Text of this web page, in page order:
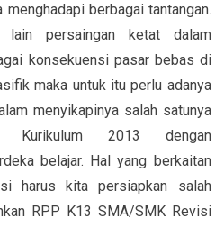
berbagai tantangan.
lain persaingan ketat dalam
konsekuensi pasar bebas di
maka untuk itu perlu adanya
menyikapinya salah satunya
Kurikulum 2013 dengan
belajar. Hal yang berkaitan
harus kita persiapkan salah
RPP K13 SMA/SMK Revisi